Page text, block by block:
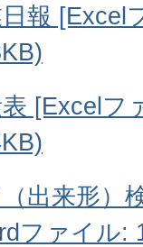
報 [Excel
[Excelフ
出来形）
ファイル: